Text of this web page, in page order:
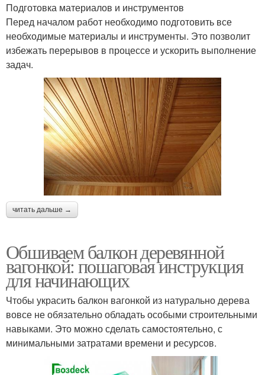
Подготовка материалов и инструментов
Перед началом работ необходимо подготовить все
необходимые материалы и инструменты. Это позволит
избежать перерывов в процессе и ускорить выполнение
задач.
читать дальше →
Обшиваем балкон деревянной
вагонкой: пошаговая инструкция
для начинающих
Чтобы украсить балкон вагонкой из натурально дерева
вовсе не обязательно обладать особыми строительными
навыками. Это можно сделать самостоятельно, с
минимальными затратами времени и ресурсов.